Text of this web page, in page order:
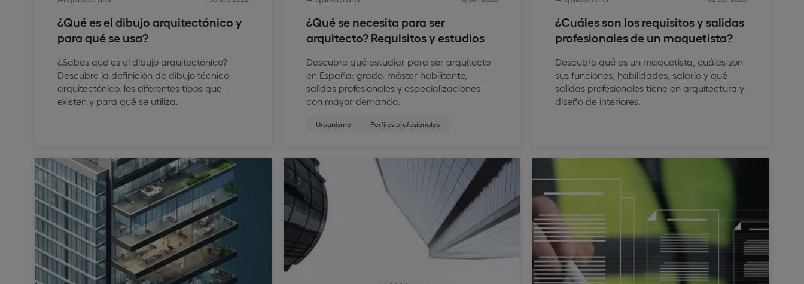
¿Qué es el dibujo arquitectónico y
para qué se usa?
¿Sabes qué es el dibujo arquitectónico?
Descubre la definición de dibujo técnico
arquitectónico, los diferentes tipos que
existen y para qué se utiliza.
¿Qué se necesita para ser
arquitecto? Requisitos y estudios
Descubre qué estudiar para ser arquitecto
en España: grado, máster habilitante,
salidas profesionales y especializaciones
con mayor demanda.
Urbanismo Perfiles profesionales
¿Cuáles son los requisitos y salidas
profesionales de un maquetista?
Descubre qué es un maquetista, cuáles son
sus funciones, habilidades, salario y qué
salidas profesionales tiene en arquitectura y
diseño de interiores.